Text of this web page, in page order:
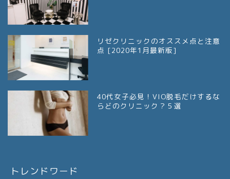
リゼクリニックのオススメ点と注意
点 [2020年1月最新版]
40代女子必見！VIO脱毛だけするな
らどのクリニック？５選
トレンドワード